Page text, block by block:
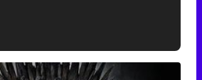
'120 Minutos' celebra sus 2.000 programas en Telemadrid con un vídeo del día a día en la redacción